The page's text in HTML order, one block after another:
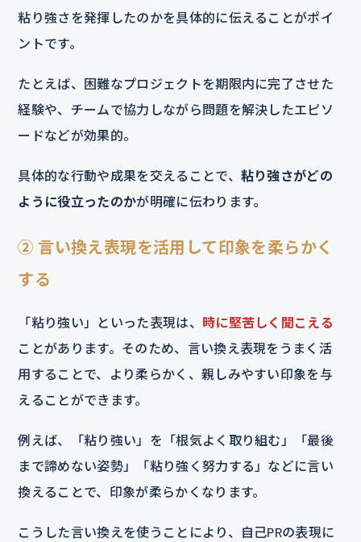
粘り強さを発揮したのかを具体的に伝えることがポイ
ントです。
たとえば、困難なプロジェクトを期限内に完了させた
経験や、チームで協力しながら問題を解決したエピソ
ードなどが効果的。
具体的な行動や成果を交えることで、 粘り強さがどの
ように役立ったのかが明確に伝わります。
② 言い換え表現を活用して印象を柔らかく
する
「粘り強い」といった表現は、 時に堅苦しく聞こえる
ことがあります。そのため、言い換え表現をうまく活
用することで、より柔らかく、親しみやすい印象を与
えることができます。
例えば、「粘り強い」を「根気よく取り組む」「最後
まで諦めない姿勢」「粘り強く努力する」などに言い
換えることで、印象が柔らかくなります。
こうした言い換えを使うことにより、自己PRの表現に